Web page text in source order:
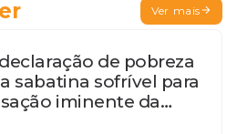
Ver mais
de pobreza
sabatina sofrível para
iminente da
e a vaga do Quinto